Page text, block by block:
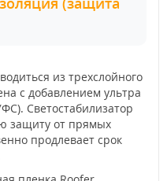
из трехслойного
с добавлением ультра
Светостабилизатор
защиту от прямых
продлевает срок